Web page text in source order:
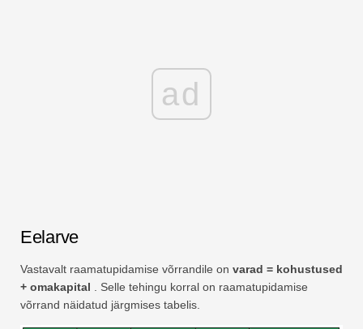
ad
Eelarve
Vastavalt raamatupidamise võrrandile on varad = kohustused
+ omakapital . Selle tehingu korral on raamatupidamise
võrrand näidatud järgmises tabelis.